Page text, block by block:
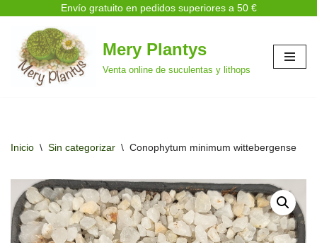
Envío gratuito en pedidos superiores a 50 €
Saltar
al
contenido
Mery Plantys
Venta online de suculentas y lithops
Inicio \ Sin categorizar \ Conophytum minimum wittebergense